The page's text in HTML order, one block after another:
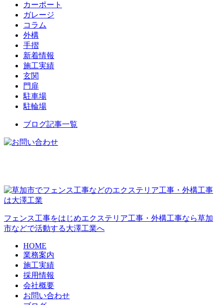
カーポート
ガレージ
コラム
外構
手摺
新着情報
施工実績
玄関
門扉
駐車場
駐輪場
ブログ記事一覧
フェンス工事をはじめエクステリア工事・外構工事なら草加
市などで活動する大澤工業へ
HOME
業務案内
施工実績
採用情報
会社概要
お問い合わせ